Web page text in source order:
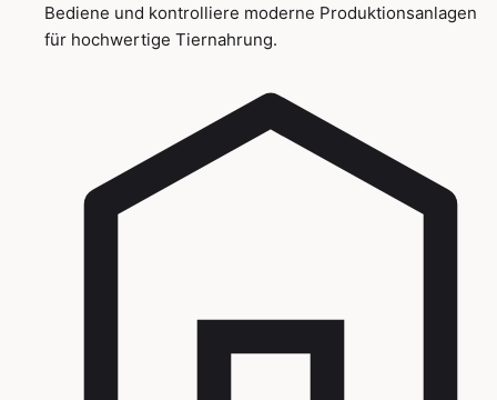
Bediene und kontrolliere moderne Produktionsanlagen
für hochwertige Tiernahrung.